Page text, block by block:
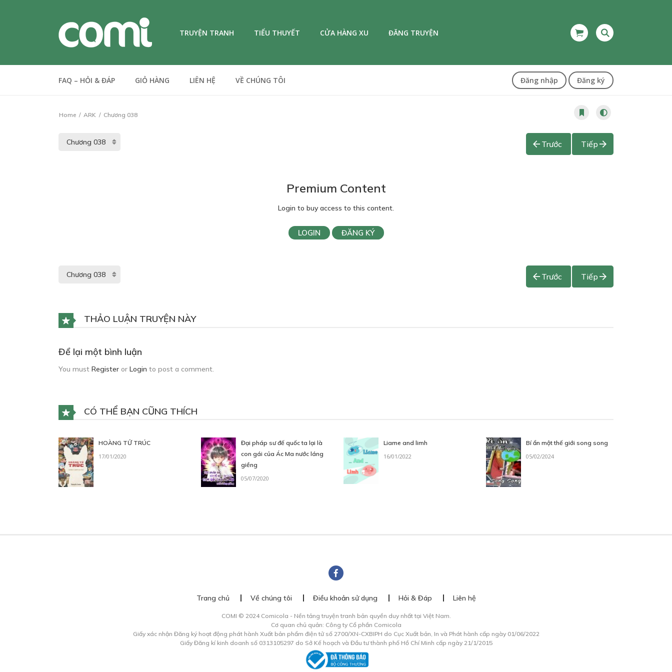
TRUYỆN TRANH TIỂU THUYẾT CỬA HÀNG XU ĐĂNG TRUYỆN
FAQ – HỎI & ĐÁP GIỎ HÀNG LIÊN HỆ VỀ CHÚNG TÔI Đăng nhập Đăng ký
Home ARK Chương 038
Trước Tiếp
Premium Content
Login to buy access to this content.
LOGIN ĐĂNG KÝ
Trước Tiếp
THẢO LUẬN TRUYỆN NÀY
Để lại một bình luận
You must Register or Login to post a comment.
CÓ THỂ BẠN CŨNG THÍCH
HOÀNG TỬ TRÚC
17/01/2020
Đại pháp sư đế quốc ta lại là
con gái của Ác Ma nước láng
giềng
05/07/2020
Liame and limh
16/01/2022
Bí ẩn một thế giới song song
05/02/2024
Trang chủ Về chúng tôi Điều khoản sử dụng Hỏi & Đáp Liên hệ
COMI © 2024 Comicola - Nền tảng truyện tranh bản quyền duy nhất tại Việt Nam.
Cơ quan chủ quản: Công ty Cổ phần Comicola
Giấy xác nhận Đăng ký hoạt động phát hành Xuất bản phẩm điện tử số 2700/XN-CXBIPH do Cục Xuất bản, In và Phát hành cấp ngày 01/06/2022
Giấy Đăng kí kinh doanh số 0313105297 do Sở Kế hoạch và Đầu tư thành phố Hồ Chí Minh cấp ngày 21/1/2015